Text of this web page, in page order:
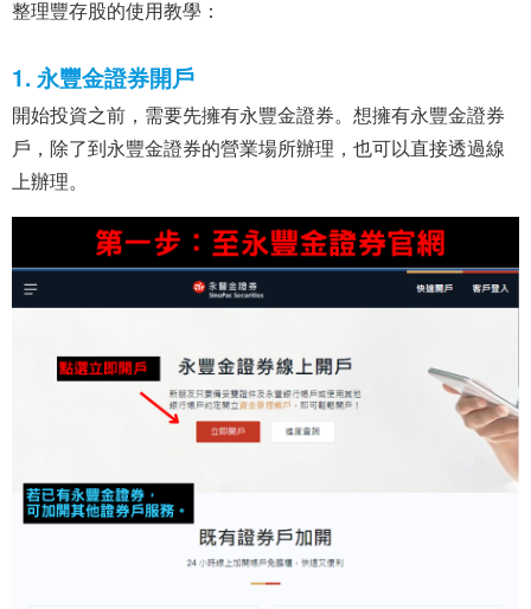
整理豐存股的使用教學：
1. 永豐金證券開戶
開始投資之前，需要先擁有永豐金證券。想擁有永豐金證券
戶，除了到永豐金證券的營業場所辦理，也可以直接透過線
上辦理。